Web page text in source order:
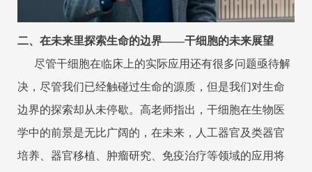
二、在未来里探索生命的边界——干细胞的未来展望
尽管干细胞在临床上的实际应用还有很多问题亟待解
决，尽管我们已经触碰过生命的源质，但是我们对生命
边界的探索却从未停歇。高老师指出，干细胞在生物医
学中的前景是无比广阔的，在未来，人工器官及类器官
培养、器官移植、肿瘤研究、免疫治疗等领域的应用将